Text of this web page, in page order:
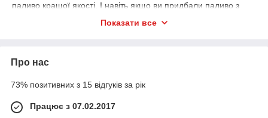
паливо кращої якості. І навіть якщо ви придбали паливо з
перекачування пального, у нього можуть потрапляти різні
двигун викликає безумовно поломки і як наслідок дорогі
Що б уникнути таких ситуацій, застосовуються фільтри
очищення палива. Вони здатні очистити дизельне паливо не
тільки від механічних домішок, але також і від вологи (фільтри
Показати все
Про нас
73% позитивних з 15 відгуків за рік
Працює з 07.02.2017